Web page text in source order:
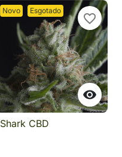
Novo Esgotado

favorite_border
Shark CBD